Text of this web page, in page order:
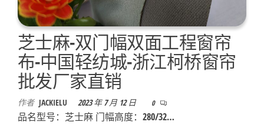
芝士麻-双门幅双面工程窗帘
布-中国轻纺城-浙江柯桥窗帘
批发厂家直销
作者 JACKIELU 2023 年 7 月 12 日 0
品名型号：芝士麻 门幅高度：280/32…